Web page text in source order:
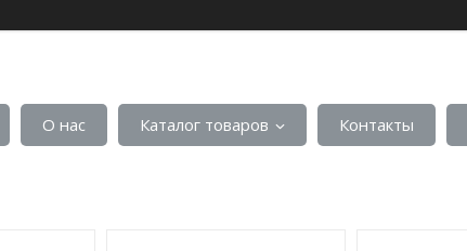
О нас Каталог товаров Контакты